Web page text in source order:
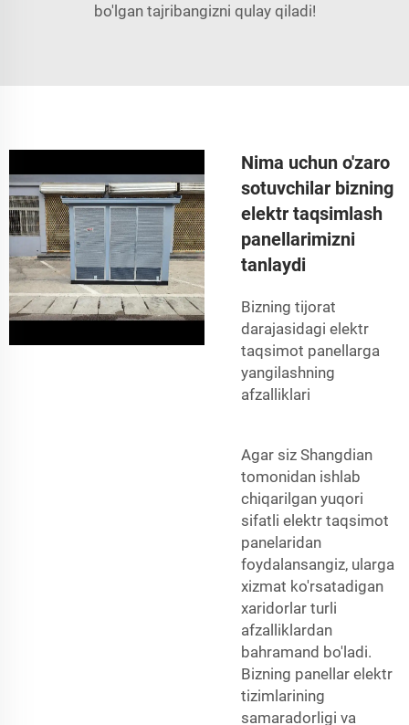
bo'lgan tajribangizni qulay qiladi!
Nima uchun o'zaro
sotuvchilar bizning
elektr taqsimlash
panellarimizni
tanlaydi
Bizning tijorat
darajasidagi elektr
taqsimot panellarga
yangilashning
afzalliklari
Agar siz Shangdian
tomonidan ishlab
chiqarilgan yuqori
sifatli elektr taqsimot
panelaridan
foydalansangiz, ularga
xizmat ko'rsatadigan
xaridorlar turli
afzalliklardan
bahramand bo'ladi.
Bizning panellar elektr
tizimlarining
samaradorligi va